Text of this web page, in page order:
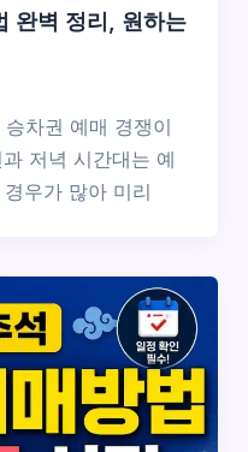
완벽 정리, 원하는
차권 예매 경쟁이
저녁 시간대는 예
우가 많아 미리